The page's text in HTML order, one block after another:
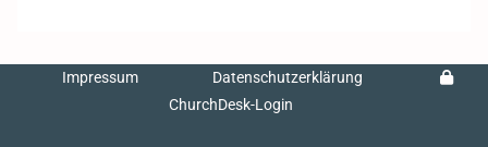
Impressum
Datenschutzerklärung
ChurchDesk-Login